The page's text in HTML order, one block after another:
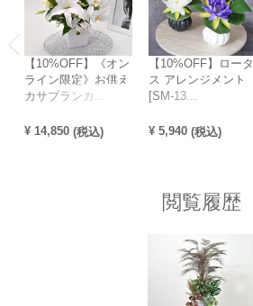
【10%OFF】《オン
ライン限定》お供え
カサブランカ...
¥ 14,850 (税込)
【10%OFF】ロータ
ス アレンジメント
[SM-13...
¥ 5,940 (税込)
閲覧履歴